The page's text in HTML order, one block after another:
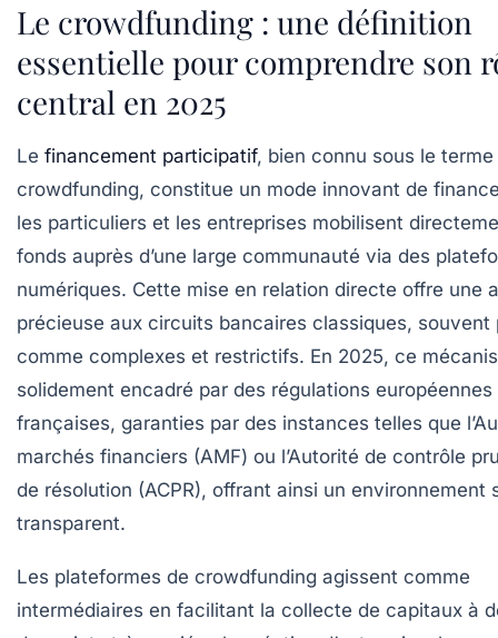
Le crowdfunding : une définition
essentielle pour comprendre son
central en 2025
Le financement participatif, bien connu sous le
crowdfunding, constitue un mode innovant de
les particuliers et les entreprises mobilisent
fonds auprès d’une large communauté via des
numériques. Cette mise en relation directe offre une
précieuse aux circuits bancaires classiques, souvent
comme complexes et restrictifs. En 2025, ce
solidement encadré par des régulations européennes
françaises, garanties par des instances telles que
marchés financiers (AMF) ou l’Autorité de contrôle
de résolution (ACPR), offrant ainsi un environnement
transparent.
Les plateformes de crowdfunding agissent comme
intermédiaires en facilitant la collecte de capitaux à